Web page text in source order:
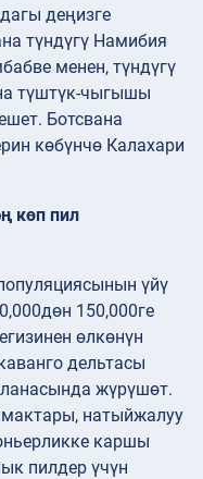
деңизге
түндүгү Намибия
менен, түндүгү
түштүк-чыгышы
Ботсвана
көбүнчө Калахари
көп пил
үйү
150,000ге
өлкөнүн
дельтасы
жүрүшөт.
натыйжалуу
каршы
пилдер үчүн